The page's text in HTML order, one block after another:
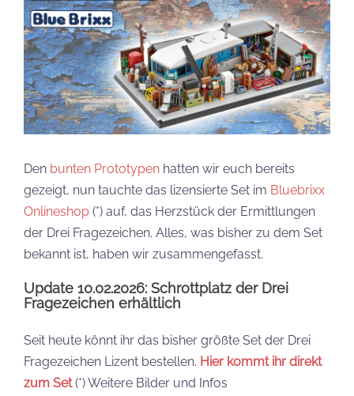
Den bunten Prototypen hatten wir euch bereits
gezeigt, nun tauchte das lizensierte Set im Bluebrixx
Onlineshop (*) auf, das Herzstück der Ermittlungen
der Drei Fragezeichen. Alles, was bisher zu dem Set
bekannt ist, haben wir zusammengefasst.
Update 10.02.2026: Schrottplatz der Drei
Fragezeichen erhältlich
Seit heute könnt ihr das bisher größte Set der Drei
Fragezeichen Lizent bestellen. Hier kommt ihr direkt
zum Set(*) Weitere Bilder und Infos